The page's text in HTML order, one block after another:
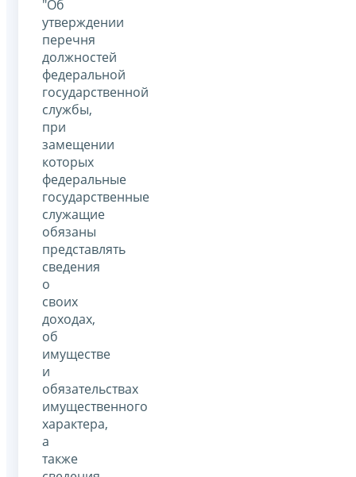
"Об
утверждении
перечня
должностей
федеральной
государственной
службы,
при
замещении
которых
федеральные
государственные
служащие
обязаны
представлять
сведения
о
своих
доходах,
об
имуществе
и
обязательствах
имущественного
характера,
а
также